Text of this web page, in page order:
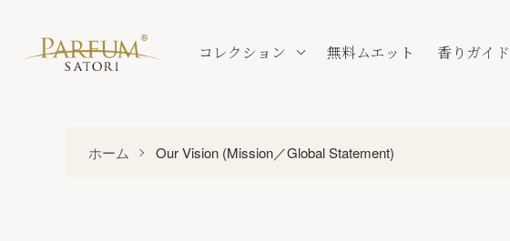
コレクション 無料ムエット 香りガイド
ホーム Our Vision (Mission／Global Statement)